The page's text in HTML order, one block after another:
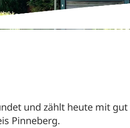
und zählt heute mit gut
Pinneberg.